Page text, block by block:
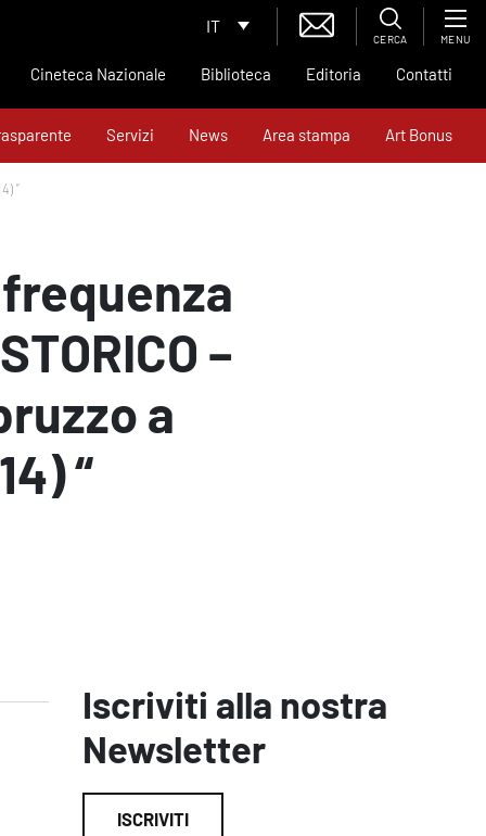
IT
CERCA MENU
Cineteca Nazionale Biblioteca Editoria Contatti
Servizi News Area stampa Art Bonus
“
–
a
“
Iscriviti alla nostra
Newsletter
ISCRIVITI